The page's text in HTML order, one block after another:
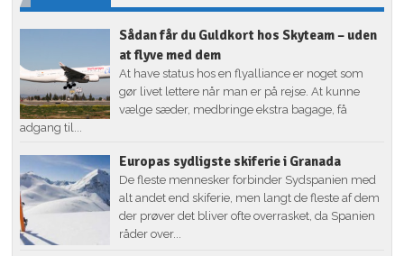
Sådan får du Guldkort hos Skyteam – uden
at flyve med dem
At have status hos en flyalliance er noget som
gør livet lettere når man er på rejse. At kunne
vælge sæder, medbringe ekstra bagage, få
adgang til...
Europas sydligste skiferie i Granada
De fleste mennesker forbinder Sydspanien med
alt andet end skiferie, men langt de fleste af dem
der prøver det bliver ofte overrasket, da Spanien
råder over...